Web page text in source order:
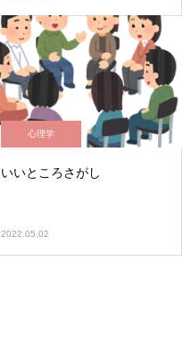
心理学
いいところさがし
2022.05.02